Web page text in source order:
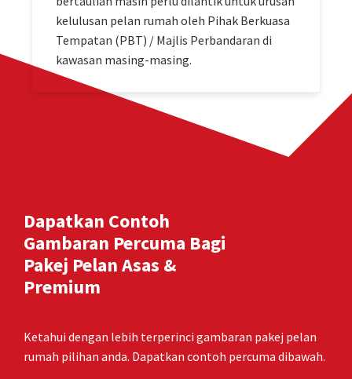
kelulusan pelan rumah oleh Pihak Berkuasa
Tempatan (PBT) / Majlis Perbandaran di
kawasan masing-masing.
Dapatkan Contoh
Gambaran Percuma Bagi
Pakej Pelan Asas &
Premium
Ketahui dengan lebih terperinci gambaran pakej pelan
rumah pilihan anda. Dapatkan contoh percuma dibawah.